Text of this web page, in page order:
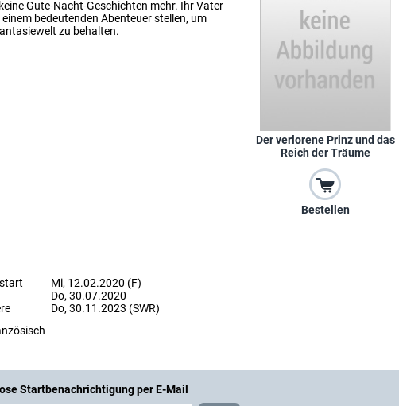
Der verlorene Prinz und das
Reich der Träume
Bestellen
Gute-Nacht-Geschichten mehr. Ihr Vater
bedeutenden Abenteuer stellen, um
zu behalten.
Mi, 12.02.2020 (F)
Do, 30.07.2020
Do, 30.11.2023 (SWR)
Startbenachrichtigung per E-Mail